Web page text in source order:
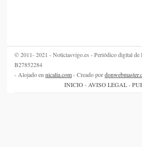
© 2011- 2021 - Noticiasvigo.es - Periódico digital de
B27852284
- Alojado en nicalia.com- Creado por
INICIO- AVISO LEGAL-